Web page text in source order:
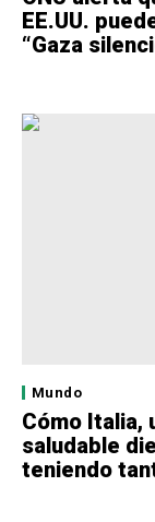
EE.UU.
“Gaza
Mundo
Cómo Italia,
saludable
teniendo